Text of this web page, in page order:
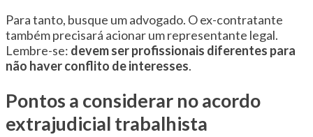
Para tanto, busque um advogado. O ex-contratante
também precisará acionar um representante legal.
Lembre-se: devem ser profissionais diferentes para
não haver conflito de interesses.
Pontos a considerar no acordo
extrajudicial trabalhista